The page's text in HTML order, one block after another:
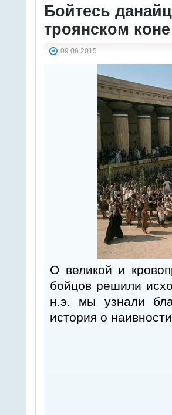
Бойтесь
троянском коне
09.06.2015
О великой и
бойцов решили
н.э. мы узнали
история о